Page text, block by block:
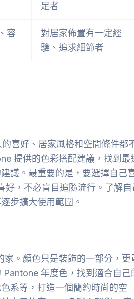
足者
容
對居家佈置有一定經
驗、追求細節者
喜好、居家風格和空間條件都
提供的色彩搭配建議，找到最
議。最重要的是，要選擇自己
，不必盲目追隨流行。了解自
步擴大使用範圍。
。顏色只是裝飾的一部分，更
年度色，找到適合自己
系等，打造一個簡約時尚的空